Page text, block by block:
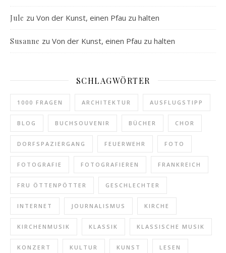
Jule zu Von der Kunst, einen Pfau zu halten
Susanne zu Von der Kunst, einen Pfau zu halten
SCHLAGWÖRTER
1000 FRAGEN ARCHITEKTUR AUSFLUGSTIPP
BLOG BUCHSOUVENIR BÜCHER CHOR
DORFSPAZIERGANG FEUERWEHR FOTO
FOTOGRAFIE FOTOGRAFIEREN FRANKREICH
FRU ÖTTENPÖTTER GESCHLECHTER
INTERNET JOURNALISMUS KIRCHE
KIRCHENMUSIK KLASSIK KLASSISCHE MUSIK
KONZERT KULTUR KUNST LESEN